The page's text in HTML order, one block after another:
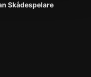
Skådespelare